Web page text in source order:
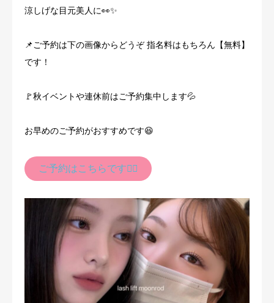
涼しげな目元美人に👀✨
📌ご予約は下の画像からどうぞ 指名料はもちろん【無料】
です！
🚩秋イベントや連休前はご予約集中します💦
お早めのご予約がおすすめです😆
ご予約はこちらです💁‍♀️